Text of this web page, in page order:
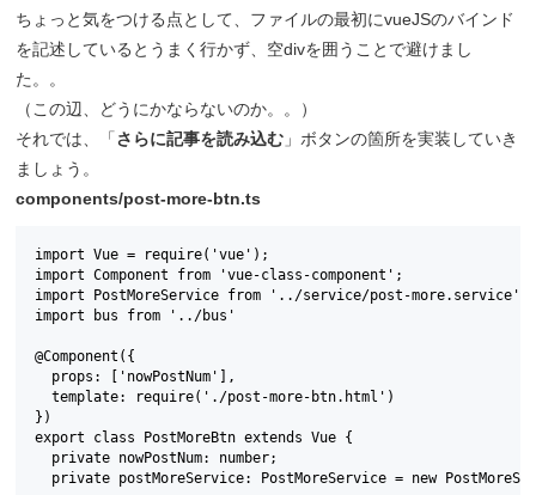
ちょっと気をつける点として、ファイルの最初にvueJSのバインド
を記述しているとうまく行かず、空divを囲うことで避けまし
た。。
（この辺、どうにかならないのか。。）
それでは、「さらに記事を読み込む 」ボタンの箇所を実装していき
ましょう。
components/post-more-btn.ts
import Vue = require('vue');
import Component from 'vue-class-component';
import PostMoreService from '../service/post-more.service';
import bus from '../bus'
@Component({
  props: ['nowPostNum'],
  template: require('./post-more-btn.html')
})
export class PostMoreBtn extends Vue {
  private nowPostNum: number;
private postMoreService: PostMoreService = new